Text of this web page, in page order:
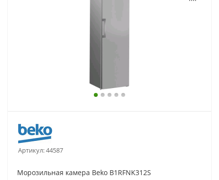
Артикул:44587
Морозильная камера Beko B1RFNK312S